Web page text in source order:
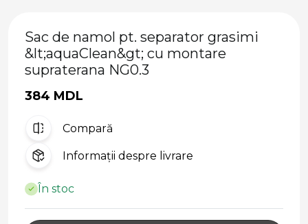
Sac de namol pt. separator grasimi
&lt;aquaClean&gt; cu montare
supraterana NG0.3
384 MDL
Compară
Informații despre livrare
În stoc